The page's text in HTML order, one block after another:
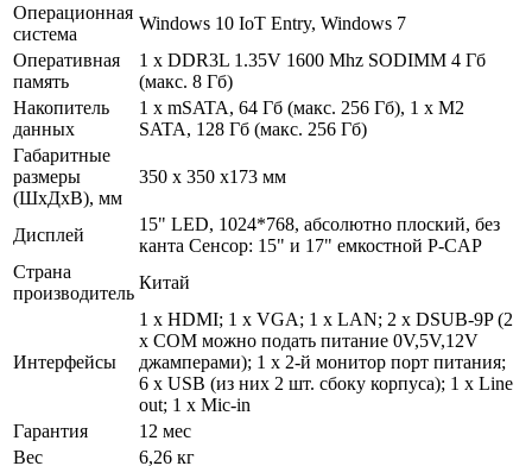
Операционная
система
Windows 10 IoT Entry, Windows 7
Оперативная
память
1 х DDR3L 1.35V 1600 Mhz SODIMM 4 Гб
(макс. 8 Гб)
Накопитель
данных
1 х mSATA, 64 Гб (макс. 256 Гб), 1 х M2
SATA, 128 Гб (макс. 256 Гб)
Габаритные
размеры
(ШхДхВ), мм
350 x 350 x173 мм
Дисплей
15" LED, 1024*768, абсолютно плоский, без
канта Сенсор: 15" и 17" емкостной P-CAP
Страна
производитель
Китай
Интерфейсы
1 x HDMI; 1 х VGA; 1 х LAN; 2 х DSUB-9P (2
х COM можно подать питание 0V,5V,12V
джамперами); 1 х 2-й монитор порт питания;
6 х USB (из них 2 шт. сбоку корпуса); 1 х Line
out; 1 х Mic-in
Гарантия
12 мес
Вес
6,26 кг